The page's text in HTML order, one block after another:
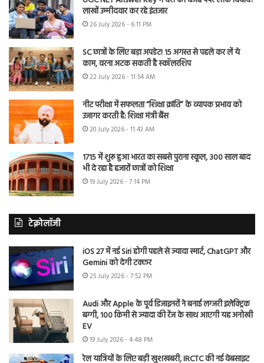
लाखों उम्मीदवार कर रहे इंतजार
26 July 2026 - 6:11 PM
SC छात्रों के लिए बड़ा अपडेट! 15 अगस्त से पहले कर लें ये
काम, वरना अटक सकती है स्कॉलरशिप
22 July 2026 - 11:54 AM
नीट परीक्षा में सफलता “शिक्षा क्रांति” के व्यापक प्रभाव को
उजागर करती है: शिक्षा मंत्री बैंस
20 July 2026 - 11:43 AM
1715 में शुरू हुआ भारत का सबसे पुराना स्कूल, 300 साल बाद
भी दे रहा है हजारों छात्रों को शिक्षा
19 July 2026 - 7:14 PM
टेक्नोलॉजी
iOS 27 में नई Siri होगी पहले से ज्यादा स्मार्ट, ChatGPT और
Gemini को देगी टक्कर
25 July 2026 - 7:52 PM
Audi और Apple के पूर्व डिजाइनरों ने बनाई लग्जरी इलेक्ट्रिक
बग्गी, 100 किमी से ज्यादा की रेंज के साथ आएगी यह अनोखी
EV
19 July 2026 - 4:48 PM
रेल यात्रियों के लिए बड़ी खुशखबरी, IRCTC की नई वेबसाइट